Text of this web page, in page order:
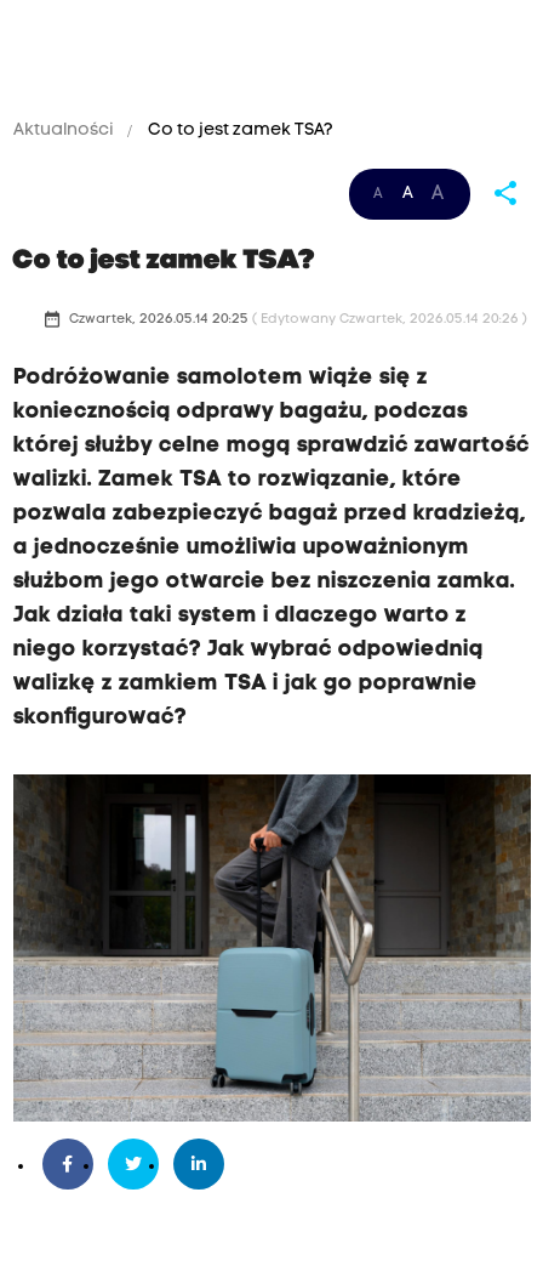
Aktualności Co to jest zamek TSA?
A A A share
Co to jest zamek TSA?
date_range Czwartek, 2026.05.14 20:25 ( Edytowany Czwartek, 2026.05.14 20:26 )
Podróżowanie samolotem wiąże się z
koniecznością odprawy bagażu, podczas
której służby celne mogą sprawdzić zawartość
walizki. Zamek TSA to rozwiązanie, które
pozwala zabezpieczyć bagaż przed kradzieżą,
a jednocześnie umożliwia upoważnionym
służbom jego otwarcie bez niszczenia zamka.
Jak działa taki system i dlaczego warto z
niego korzystać? Jak wybrać odpowiednią
walizkę z zamkiem TSA i jak go poprawnie
skonfigurować?